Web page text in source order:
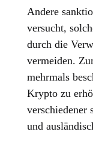
Andere
versucht,
durch die
vermeiden.
mehrmals
Krypto zu
verschiedener
und